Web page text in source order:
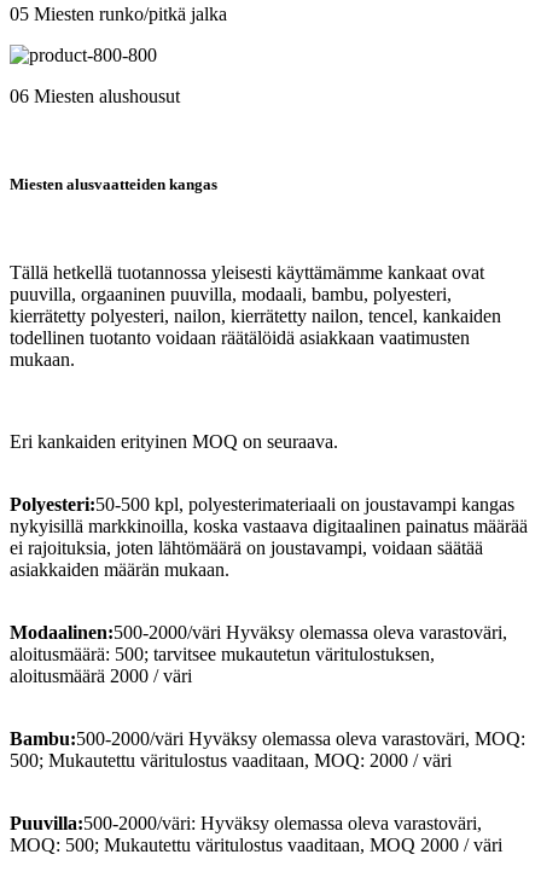
05 Miesten runko/pitkä jalka
06 Miesten alushousut
Miesten alusvaatteiden kangas
Tällä hetkellä tuotannossa yleisesti käyttämämme kankaat ovat
puuvilla, orgaaninen puuvilla, modaali, bambu, polyesteri,
kierrätetty polyesteri, nailon, kierrätetty nailon, tencel, kankaiden
todellinen tuotanto voidaan räätälöidä asiakkaan vaatimusten
mukaan.
Eri kankaiden erityinen MOQ on seuraava.
Polyesteri:50-500 kpl, polyesterimateriaali on joustavampi kangas
nykyisillä markkinoilla, koska vastaava digitaalinen painatus määrää
ei rajoituksia, joten lähtömäärä on joustavampi, voidaan säätää
asiakkaiden määrän mukaan.
Modaalinen:500-2000/väri Hyväksy olemassa oleva varastoväri,
aloitusmäärä: 500; tarvitsee mukautetun väritulostuksen,
aloitusmäärä 2000 / väri
Bambu:500-2000/väri Hyväksy olemassa oleva varastoväri, MOQ:
500; Mukautettu väritulostus vaaditaan, MOQ: 2000 / väri
Puuvilla:500-2000/väri: Hyväksy olemassa oleva varastoväri,
MOQ: 500; Mukautettu väritulostus vaaditaan, MOQ 2000 / väri